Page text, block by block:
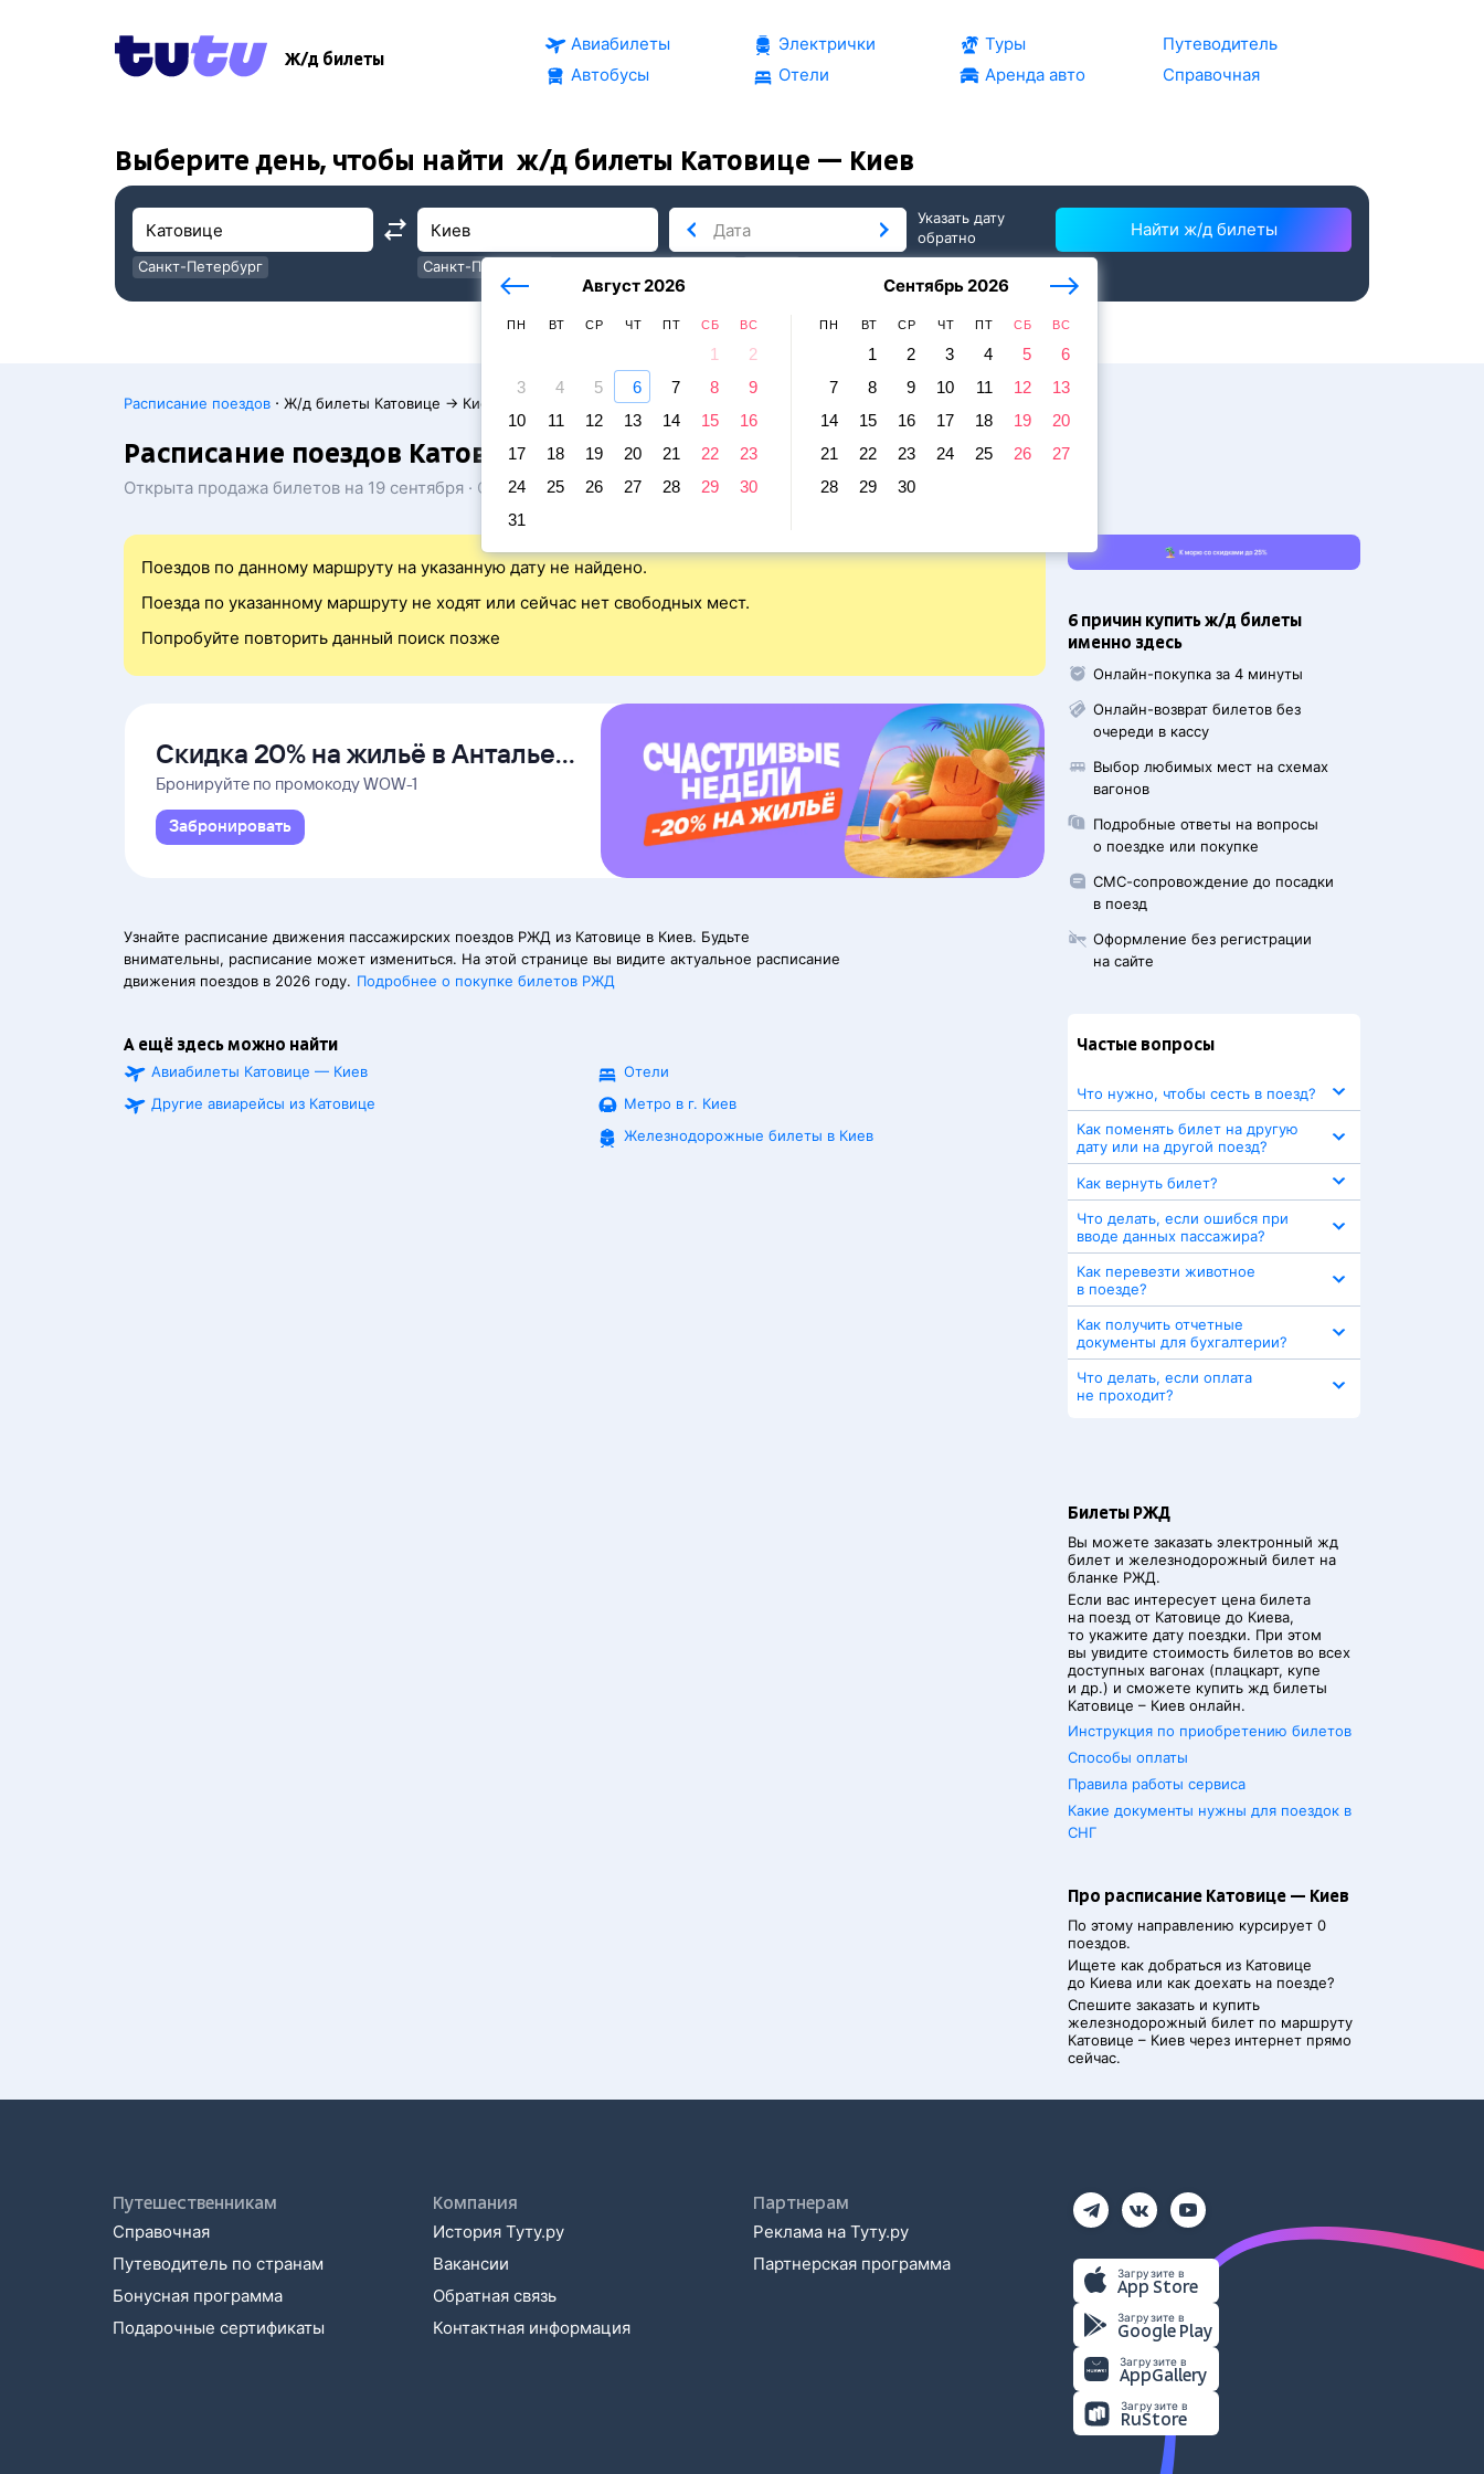
Ж/д билеты
Авиабилеты
Автобусы
Электрички
Отели
Туры
Аренда авто
Путеводитель
Справочная
Выберите день, чтобы найти ж/д билеты Катовице — Киев
Санкт-Петербург
Санкт-Петербург
Август 2026
ПН ВТ СР ЧТ ПТ СБ ВС
1
2
3
4 5 6 7 8
9
10
11 12 13 14 15
16
17
18 19 20 21 22
23
24
25 26 27 28 29
30
31
Сентябрь 2026
ПН ВТ СР ЧТ ПТ СБ ВС
1 2 3 4 5
6
7
8 9 10 11 12
13
14
15 16 17 18 19
20
21
22 23 24 25 26
27
28
29 30
послезавтра
Указать дату
обратно
Найти ж/д билеты
Расписание поездов · Ж/д билеты Катовице → Киев
Расписание поездов Катовице — Киев
Открыта продажа билетов на 19 сентября · Отправление и прибытие по местному времени. Цены за 1 пассажира
Поездов по данному маршруту на указанную дату не найдено.
Поезда по указанному маршруту не ходят или сейчас нет свободных мест.
Попробуйте повторить данный поиск позже
Скидка 20% на жильё в Анталье
и Даламане
Бронируйте по промокоду WOW-1
Забронировать
Узнайте расписание движения пассажирских поездов РЖД из Катовице в Киев. Будьте
внимательны, расписание может измениться. На этой странице вы видите актуальное расписание
движения поездов в 2026 году. Подробнее о покупке билетов РЖД
А ещё здесь можно найти
Авиабилеты Катовице — Киев
Другие авиарейсы из Катовице
Отели
Метро в г. Киев
Железнодорожные билеты в Киев
6 причин купить ж/д билеты
именно здесь
Онлайн-покупка за 4 минуты
Онлайн-возврат билетов без
очереди в кассу
Выбор любимых мест на схемах
вагонов
Подробные ответы на вопросы
о поездке или покупке
СМС-сопровождение до посадки
в поезд
Оформление без регистрации
на сайте
Частые вопросы
Что нужно, чтобы сесть в поезд?
Как поменять билет на другую
дату или на другой поезд?
Как вернуть билет?
Что делать, если ошибся при
вводе данных пассажира?
Как перевезти животное
в поезде?
Как получить отчетные
документы для бухгалтерии?
Что делать, если оплата
не проходит?
Билеты РЖД
Вы можете заказать электронный жд
билет и железнодорожный билет на
бланке РЖД.
Если вас интересует цена билета
на поезд от Катовице до Киева,
то укажите дату поездки. При этом
вы увидите стоимость билетов во всех
доступных вагонах (плацкарт, купе
и др.) и сможете купить жд билеты
Катовице – Киев онлайн.
Инструкция по приобретению билетов
Способы оплаты
Правила работы сервиса
Какие документы нужны для поездок в
СНГ
Про расписание Катовице — Киев
По этому направлению курсирует 0
поездов.
Ищете как добраться из Катовице
до Киева или как доехать на поезде?
Спешите заказать и купить
железнодорожный билет по маршруту
Катовице – Киев через интернет прямо
сейчас.
Путешественникам
Справочная
Путеводитель по странам
Бонусная программа
Подарочные сертификаты
Компания
История Туту.ру
Вакансии
Обратная связь
Контактная информация
Партнерам
Реклама на Туту.ру
Партнерская программа
Загрузите в
App Store
Загрузите в
Google Play
Загрузите в
AppGallery
Загрузите в
RuStore